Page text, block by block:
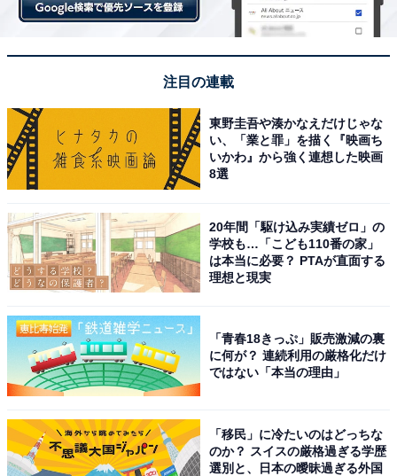
村井役・岡部たかしの名バイプレイヤーぶりに称
賛殺到
セクハラ満載の適当すぎるプロデューサーという村井の
印象がガラッと変わった第9話。第7話で「消えちまって
る」と言っていた情熱がまた燃え上がり、視聴者の視線
を釘付けに。
Twitterでは「村井さん最高以外の言葉が出ない」「かっ
注目の連載
東野圭吾や湊かなえだけじゃな
い、「業と罪」を描く『映画ち
いかわ』から強く連想した映画
8選
20年間「駆け込み実績ゼロ」の
学校も…「こども110番の家」
は本当に必要？ PTAが直面する
理想と現実
「青春18きっぷ」販売激減の裏
に何が？ 連続利用の厳格化だけ
ではない「本当の理由」
「移民」に冷たいのはどっちな
のか？ スイスの厳格過ぎる学歴
選別と、日本の曖昧過ぎる外国